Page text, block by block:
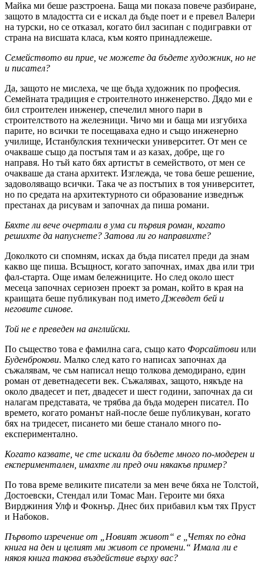
Майка ми беше разстроена. Баща ми показа повече разбиране,
защото в младостта си е искал да бъде поет и е превел Валери
на турски, но се отказал, когато бил засипан с подигравки от
страна на висшата класа, към която принадлежеше.
Семейството ви прие, че можете да бъдете художник, но не
и писател?
Да, защото не мислеха, че ще бъда художник по професия.
Семейната традиция е строителното инженерство. Дядо ми е
бил строителен инженер, спечелил много пари в
строителството на железници. Чичо ми и баща ми изгубиха
парите, но всички те посещаваха едно и също инженерно
училище, Истанбулския технически университет. От мен се
очакваше също да постъпя там и аз казах, добре, ще го
направя. Но тъй като бях артистът в семейството, от мен се
очакваше да стана архитект. Изглежда, че това беше решение,
задоволяващо всички. Така че аз постъпих в тоя университет,
но по средата на архитектурното си образование изведнъж
престанах да рисувам и започнах да пиша романи.
Бяхте ли вече очертали в ума си първия роман, когато
решихте да напуснете? Затова ли го направихте?
Доколкото си спомням, исках да бъда писател преди да знам
какво ще пиша. Всъщност, когато започнах, имах два или три
фал-старта. Още имам бележниците. Но след около шест
месеца започнах сериозен проект за роман, който в края на
краищата беше публикуван под името Джевдет бей и
неговите синове.
Той не е преведен на английски.
По същество това е фамилна сага, също като Форсайтови или
Буденброкови. Малко след като го написах започнах да
съжалявам, че съм написал нещо толкова демодирано, един
роман от деветнадесети век. Съжалявах, защото, някъде на
около двадесет и пет, двадесет и шест години, започнах да си
налагам представата, че трябва да бъда модерен писател. По
времето, когато романът най-после беше публикуван, когато
бях на тридесет, писането ми беше станало много по-
експериментално.
Когато казвате, че сте искали да бъдете много по-модерен и
експериментален, имахте ли пред очи някакъв пример?
По това време великите писатели за мен вече бяха не Толстой,
Достоевски, Стендал или Томас Ман. Героите ми бяха
Вирджиния Улф и Фокнър. Днес бих прибавил към тях Пруст
и Набоков.
Първото изречение от „Новият живот“ е „Четях по една
книга на ден и целият ми живот се промени.“ Имала ли е
някоя книга такова въздействие върху вас?